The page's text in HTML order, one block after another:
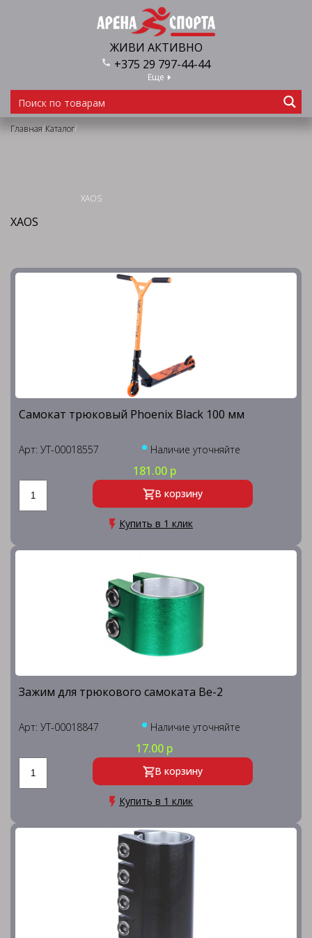
ЖИВИ АКТИВНО
+375 29 797-44-44
Еще
Главная/Каталог/
XAOS
XAOS
Самокат трюковый Phoenix Black 100 мм
Арт: УТ-00018557 Наличие уточняйте
181.00 р
В корзину
Купить в 1 клик
Зажим для трюкового самоката Be-2
Арт: УТ-00018847 Наличие уточняйте
17.00 р
В корзину
Купить в 1 клик